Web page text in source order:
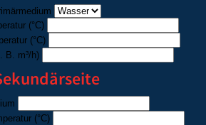
(°C)
(°C)
B. m³/h)
(°C)